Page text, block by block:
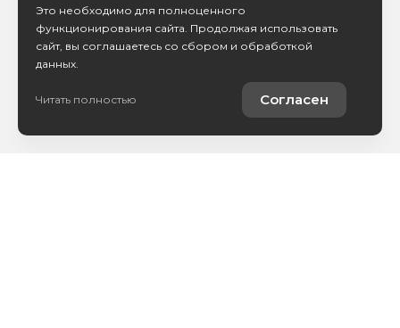
Это необходимо для полноценного
функционирования сайта. Продолжая использовать
сайт, вы соглашаетесь со сбором и обработкой
данных.
Читать полностью Согласен